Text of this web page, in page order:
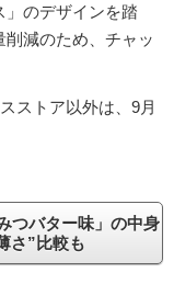
のデザインを踏
減のため、チャッ
ストア以外は、9月
つバター味」の中身
さ”比較も